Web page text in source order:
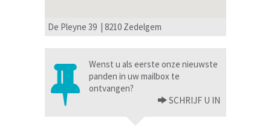
De Pleyne 39 | 8210 Zedelgem
Wenst u als eerste onze nieuwste
panden in uw mailbox te
ontvangen?
SCHRIJF U IN